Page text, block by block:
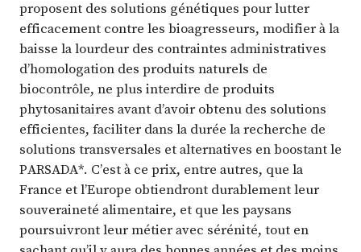
proposent des solutions génétiques pour lutter
efficacement contre les bioagresseurs, modifier à la
baisse la lourdeur des contraintes administratives
d’homologation des produits naturels de
biocontrôle, ne plus interdire de produits
phytosanitaires avant d’avoir obtenu des solutions
efficientes, faciliter dans la durée la recherche de
solutions transversales et alternatives en boostant le
PARSADA*. C’est à ce prix, entre autres, que la
France et l’Europe obtiendront durablement leur
souveraineté alimentaire, et que les paysans
poursuivront leur métier avec sérénité, tout en